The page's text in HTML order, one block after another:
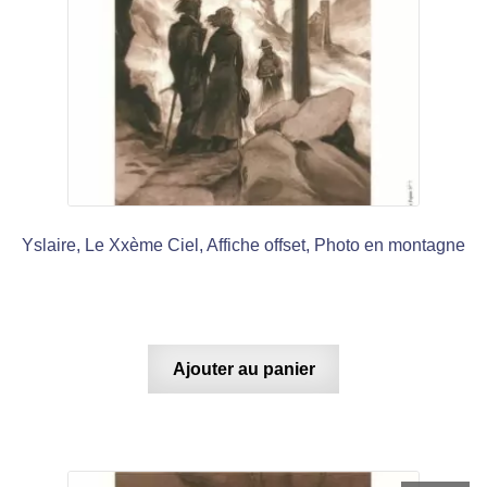
Yslaire, Le Xxème Ciel, Affiche offset, Photo en montagne
Ajouter au panier